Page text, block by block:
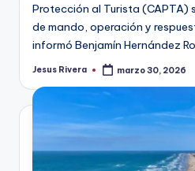
Protección al Turista (CAPTA)
de mando, operación y
informó Benjamín Hernández
Publicado
Jesus Rivera marzo 30, 2026